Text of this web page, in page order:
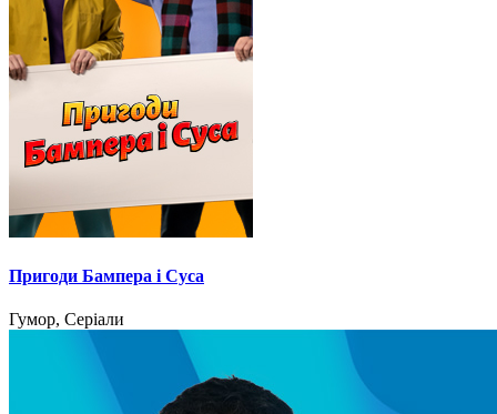
Пригоди Бампера і Суса
Гумор, Серіали